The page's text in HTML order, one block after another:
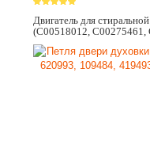
Двигатель для
(C00518012, C00275461,